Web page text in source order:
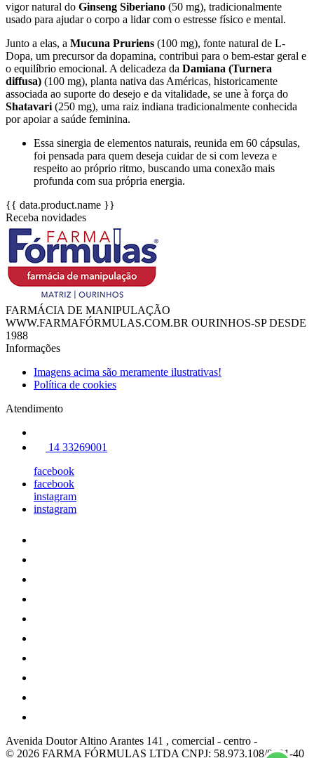
vigor natural do Ginseng Siberiano (50 mg), tradicionalmente
usado para ajudar o corpo a lidar com o estresse físico e mental.
Junto a elas, a Mucuna Pruriens (100 mg), fonte natural de L-
Dopa, um precursor da dopamina, contribui para o bem-estar geral e
o equilíbrio emocional. A delicadeza da Damiana (Turnera
diffusa) (100 mg), planta nativa das Américas, historicamente
associada ao suporte do desejo e da vitalidade, se une à força do
Shatavari (250 mg), uma raiz indiana tradicionalmente conhecida
por apoiar a saúde feminina.
Essa sinergia de elementos naturais, reunida em 60 cápsulas,
foi pensada para quem deseja cuidar de si com leveza e
respeito ao próprio ritmo, buscando uma conexão mais
profunda com sua própria energia.
{{ data.product.name }}
Receba novidades
FARMÁCIA DE MANIPULAÇÃO
WWW.FARMAFÓRMULAS.COM.BR OURINHOS-SP DESDE
1988
Informações
Imagens acima são meramente ilustrativas!
Política de cookies
Atendimento
14 33269001
facebook
facebook
instagram
instagram
Avenida Doutor Altino Arantes 141 , comercial - centro -
© 2026 FARMA FÓRMULAS LTDA CNPJ: 58.973.108/0001-40